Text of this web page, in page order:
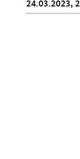
24.03.2023,